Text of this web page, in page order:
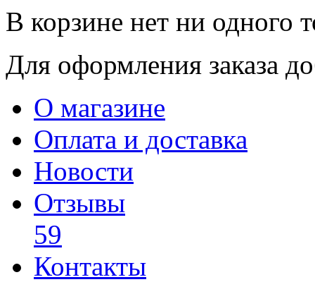
В корзине нет ни одного
Для оформления заказа
О магазине
Оплата и доставка
Новости
Отзывы
59
Контакты